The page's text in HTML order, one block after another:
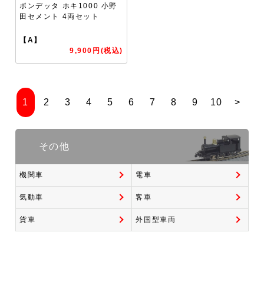
ポンデッタ ホキ1000 小野
田セメント 4両セット
【A】
9,900円(税込)
1 2 3 4 5 6 7 8 9 10 >
その他
機関車 電車
気動車 客車
貨車 外国型車両